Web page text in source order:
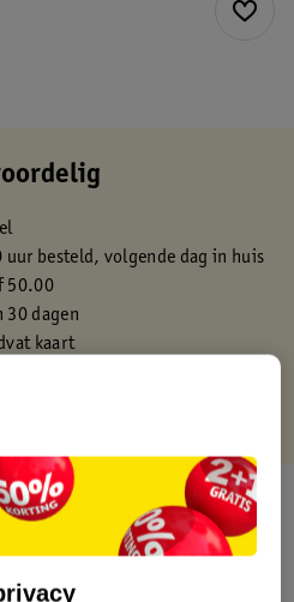
uur besteld, volgende dag in huis
50.00
30 dagen
kaart